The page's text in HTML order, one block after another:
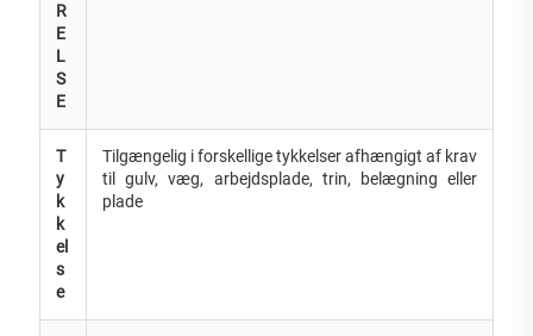
R
E
L
S
E
T
y
k
k
el
s
e
Tilgængelig i forskellige tykkelser afhængigt af krav
til gulv, væg, arbejdsplade, trin, belægning eller
plade